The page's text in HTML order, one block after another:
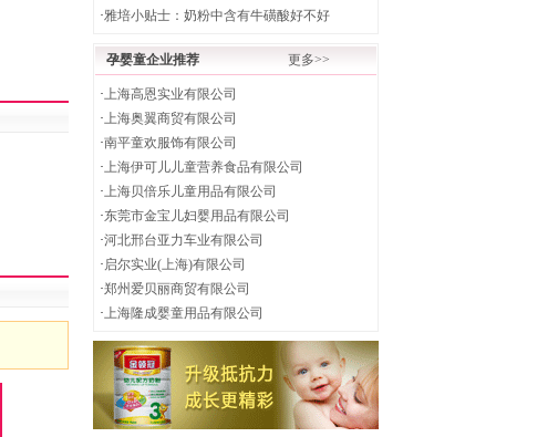
·雅培小贴士：奶粉中含有牛磺酸好不好
孕婴童企业推荐 更多>>
·上海高恩实业有限公司
·上海奥翼商贸有限公司
·南平童欢服饰有限公司
·上海伊可儿儿童营养食品有限公司
·上海贝倍乐儿童用品有限公司
·东莞市金宝儿妇婴用品有限公司
·河北邢台亚力车业有限公司
· 启尔实业(上海)有限公司
·郑州爱贝丽商贸有限公司
·上海隆成婴童用品有限公司